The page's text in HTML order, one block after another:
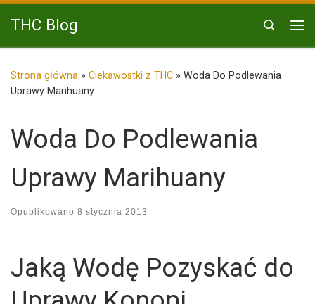
Przejdź do treści
THC Blog
Search
Strona główna » Ciekawostki z THC » Woda Do Podlewania
Uprawy Marihuany
Woda Do Podlewania
Uprawy Marihuany
Opublikowano 8 stycznia 2013
Jaką Wodę Pozyskać do